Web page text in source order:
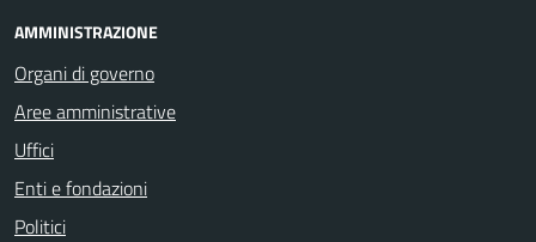
AMMINISTRAZIONE
Organi di governo
Aree amministrative
Uffici
Enti e fondazioni
Politici